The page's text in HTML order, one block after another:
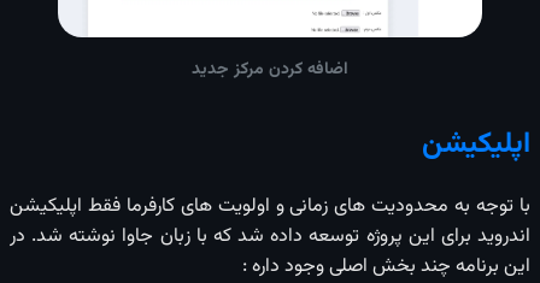
اضافه کردن مرکز جدید
اپلیکیشن
با توجه به محدودیت های زمانی و اولویت های کارفرما فقط اپلیکیشن
اندروید برای این پروژه توسعه داده شد که با زبان جاوا نوشته شد. در
این برنامه چند بخش اصلی وجود داره :